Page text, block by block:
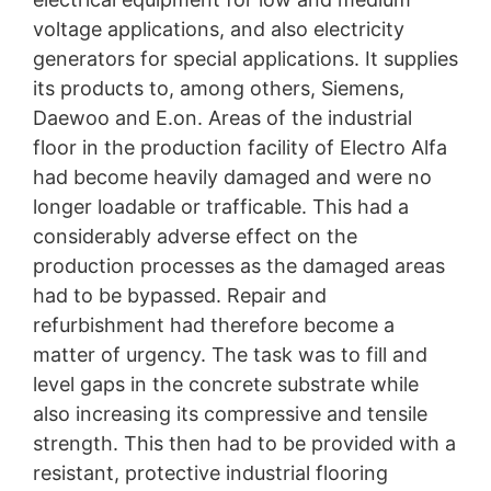
Products from the MC convinced!
voltage applications, and also electricity
generators for special applications. It supplies
its products to, among others, Siemens,
Daewoo and E.on. Areas of the industrial
floor in the production facility of Electro Alfa
had become heavily damaged and were no
longer loadable or trafficable. This had a
considerably adverse effect on the
production processes as the damaged areas
had to be bypassed. Repair and
refurbishment had therefore become a
matter of urgency. The task was to fill and
level gaps in the concrete substrate while
also increasing its compressive and tensile
strength. This then had to be provided with a
resistant, protective industrial flooring
saglasnost u bilo kom trenutku sa stupanjem na snagu u
budućnosti. Dovoljan je neformalni email da se uputi
ovakav zahtev. Podaci koji su obrađeni prije nego što
primimo vaš zahtjev mogu se i dalje obrađivati po
zakonu.
Pravo da se podnose žalbe regulatornim organima
Ako je došlo do kršenja zakona o zaštiti podataka,
oštećena osoba može podneti žalbu nadležnim
regulatornim organima. Nadležni regulatorni organ za
pitanja koja se odnose na zakonodavstvo o zaštiti
podataka je:
Landesbeauftragte fur Datenschutz und
Informationsfreiheit NRV, Dusseldorf.
Pravo na prenosivost podataka
Imate pravo da imate podatke koje obrađujemo na
osnovu vašeg pristanka ili ispunjavanja ugovora koji se
automatski isporučuju vama ili trećoj strani u
standardnom, mašinski čitljivom formatu. Ako vam je
potreban direktan prenos podataka drugoj odgovornoj
strani, to će biti učinjeno samo u mjeri u kojoj je to